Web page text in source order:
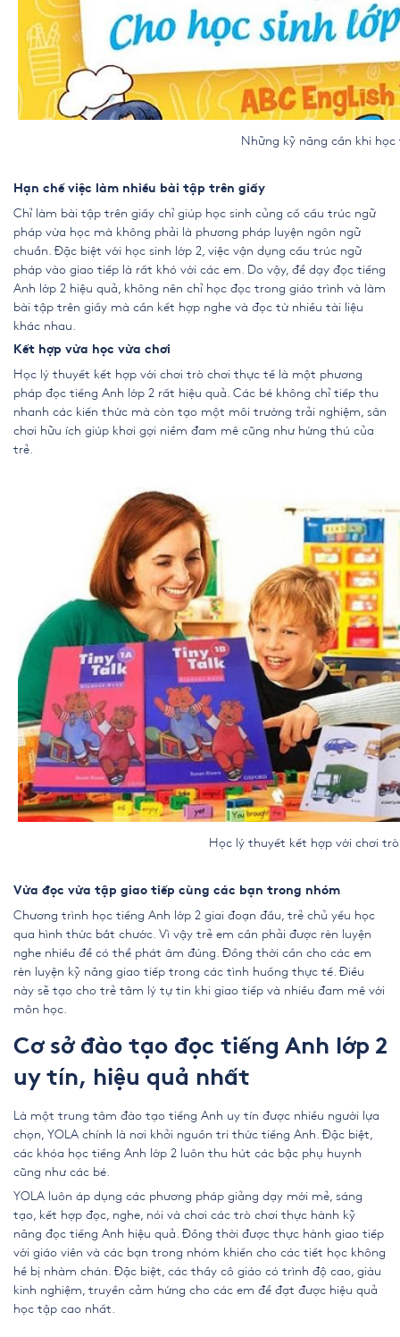
Những kỹ năng cần khi học tiếng
Hạn chế việc làm nhiều bài tập trên giấy
Chỉ làm bài tập trên giấy chỉ giúp học sinh củng cố cấu trúc ngữ
pháp vừa học mà không phải là phương pháp luyện ngôn ngữ
chuẩn. Đặc biệt với học sinh lớp 2, việc vận dụng cấu trúc ngữ
pháp vào giao tiếp là rất khó với các em. Do vậy, để dạy đọc tiếng
Anh lớp 2 hiệu quả, không nên chỉ học đọc trong giáo trình và làm
bài tập trên giấy mà cần kết hợp nghe và đọc từ nhiều tài liệu
khác nhau.
Kết hợp vừa học vừa chơi
Học lý thuyết kết hợp với chơi trò chơi thực tế là một phương
pháp đọc tiếng Anh lớp 2 rất hiệu quả. Các bé không chỉ tiếp thu
nhanh các kiến thức mà còn tạo một môi trường trải nghiệm, sân
chơi hữu ích giúp khơi gợi niềm đam mê cũng như hứng thú của
trẻ.
Học lý thuyết kết hợp với chơi trò
Vừa đọc vừa tập giao tiếp cùng các bạn trong nhóm
Chương trình học tiếng Anh lớp 2 giai đoạn đầu, trẻ chủ yếu học
qua hình thức bắt chước. Vì vậy trẻ em cần phải được rèn luyện
nghe nhiều để có thể phát âm đúng. Đồng thời cần cho các em
rèn luyện kỹ năng giao tiếp trong các tình huống thực tế. Điều
này sẽ tạo cho trẻ tâm lý tự tin khi giao tiếp và nhiều đam mê với
môn học.
Cơ sở đào tạo đọc tiếng Anh lớp 2
uy tín, hiệu quả nhất
Là một trung tâm đào tạo tiếng Anh uy tín được nhiều người lựa
chọn, YOLA chính là nơi khởi nguồn tri thức tiếng Anh. Đặc biệt,
các khóa học tiếng Anh lớp 2 luôn thu hút các bậc phụ huynh
cũng như các bé.
YOLA luôn áp dụng các phương pháp giảng dạy mới mẻ, sáng
tạo, kết hợp đọc, nghe, nói và chơi các trò chơi thực hành kỹ
năng đọc tiếng Anh hiệu quả. Đồng thời được thực hành giao tiếp
với giáo viên và các bạn trong nhóm khiến cho các tiết học không
hề bị nhàm chán. Đặc biệt, các thầy cô giáo có trình độ cao, giàu
kinh nghiệm, truyền cảm hứng cho các em để đạt được hiệu quả
học tập cao nhất.